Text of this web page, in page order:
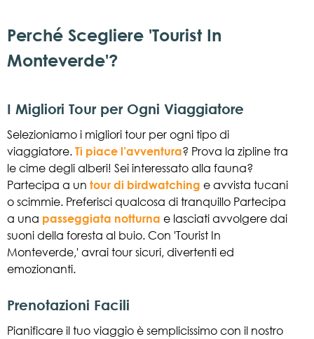
Perché Scegliere 'Tourist In
Monteverde'?
I Migliori Tour per Ogni Viaggiatore
Selezioniamo i migliori tour per ogni tipo di
viaggiatore. Ti piace l’avventura? Prova la zipline tra
le cime degli alberi! Sei interessato alla fauna?
Partecipa a un tour di birdwatching e avvista tucani
o scimmie. Preferisci qualcosa di tranquillo Partecipa
a una passeggiata notturna e lasciati avvolgere dai
suoni della foresta al buio. Con 'Tourist In
Monteverde,' avrai tour sicuri, divertenti ed
emozionanti.
Prenotazioni Facili
Pianificare il tuo viaggio è semplicissimo con il nostro